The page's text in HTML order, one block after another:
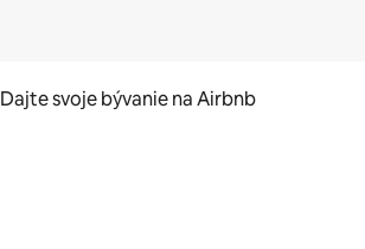
Dajte svoje bývanie na Airbnb